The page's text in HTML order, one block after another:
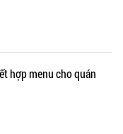
hợp menu cho quán